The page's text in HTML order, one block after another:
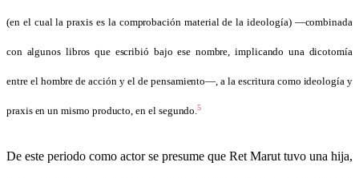
(en el cual la praxis es la comprobación material de la ideología) —combinada
con algunos libros que escribió bajo ese nombre, implicando una dicotomía
entre el hombre de acción y el de pensamiento—, a la escritura como ideología y
praxis en un mismo producto, en el segundo.5
De este periodo como actor se presume que Ret Marut tuvo una hija,